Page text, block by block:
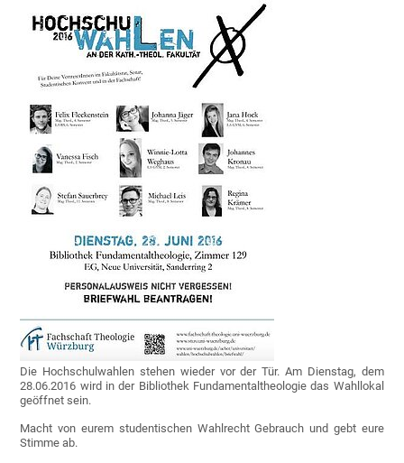
Die Hochschulwahlen stehen wieder vor der Tür. Am Dienstag, dem
28.06.2016 wird in der Bibliothek Fundamentaltheologie das Wahllokal
geöffnet sein.
Macht von eurem studentischen Wahlrecht Gebrauch und gebt eure
Stimme ab.